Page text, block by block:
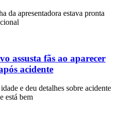
da apresentadora estava pronta
assusta fãs ao aparecer
acidente
e deu detalhes sobre acidente
está bem